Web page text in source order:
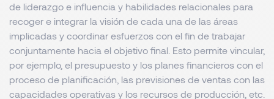
de liderazgo e influencia y habilidades relacionales para
recoger e integrar la visión de cada una de las áreas
implicadas y coordinar esfuerzos con el fin de trabajar
conjuntamente hacia el objetivo final. Esto permite vincular,
por ejemplo, el presupuesto y los planes financieros con el
proceso de planificación, las previsiones de ventas con las
capacidades operativas y los recursos de producción, etc.